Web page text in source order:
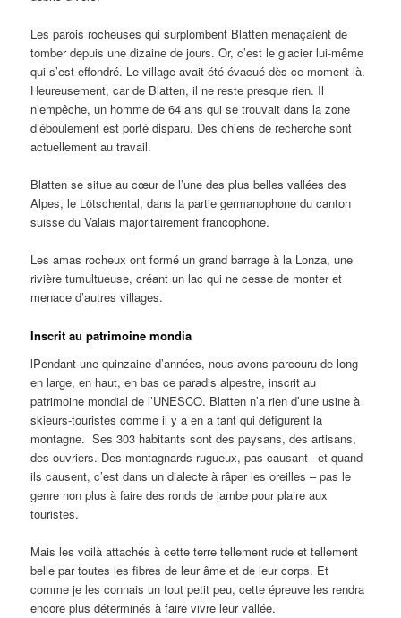
Les parois rocheuses qui surplombent Blatten menaçaient de
tomber depuis une dizaine de jours. Or, c’est le glacier lui-même
qui s’est effondré. Le village avait été évacué dès ce moment-là.
Heureusement, car de Blatten, il ne reste presque rien. Il
n’empêche, un homme de 64 ans qui se trouvait dans la zone
d’éboulement est porté disparu. Des chiens de recherche sont
actuellement au travail.
Blatten se situe au cœur de l’une des plus belles vallées des
Alpes, le Lötschental, dans la partie germanophone du canton
suisse du Valais majoritairement francophone.
Les amas rocheux ont formé un grand barrage à la Lonza, une
rivière tumultueuse, créant un lac qui ne cesse de monter et
menace d’autres villages.
Inscrit au patrimoine mondia
lPendant une quinzaine d’années, nous avons parcouru de long
en large, en haut, en bas ce paradis alpestre, inscrit au
patrimoine mondial de l’UNESCO. Blatten n’a rien d’une usine à
skieurs-touristes comme il y a en a tant qui défigurent la
montagne. Ses 303 habitants sont des paysans, des artisans,
des ouvriers. Des montagnards rugueux, pas causant– et quand
ils causent, c’est dans un dialecte à râper les oreilles – pas le
genre non plus à faire des ronds de jambe pour plaire aux
touristes.
Mais les voilà attachés à cette terre tellement rude et tellement
belle par toutes les fibres de leur âme et de leur corps. Et
comme je les connais un tout petit peu, cette épreuve les rendra
encore plus déterminés à faire vivre leur vallée.